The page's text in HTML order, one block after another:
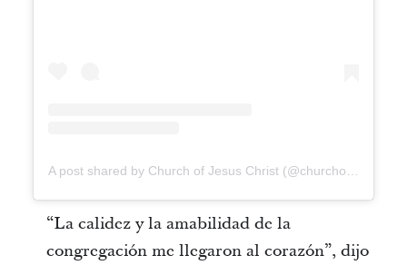
“La calidez y la amabilidad de la
congregación me llegaron al corazón”, dijo